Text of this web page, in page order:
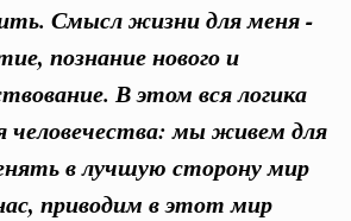
Смысл жизни для меня -
познание нового и
В этом вся логика
человечества: мы живем для
в лучшую сторону мир
приводим в этот мир